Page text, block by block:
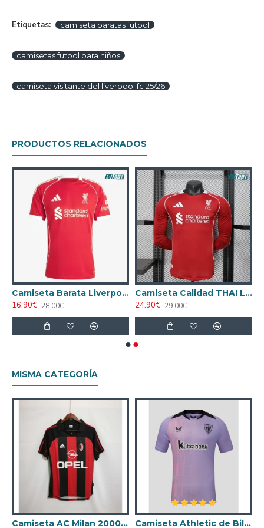
Etiquetas: camiseta baratas futbol
camisetas futbol para niños
camiseta visitante del liverpool fc 25/26
PRODUCTOS RELACIONADOS
Camiseta Barata Liverpool Primera Equipación 2025/26
16.90€ 28.00€
Camiseta Calidad THAI Liverpool Primera Equipación 2025/26 Versión Jugador ML
24.90€ 29.00€
MISMA CATEGORÍA
Camiseta AC Milan 2000/2001 Local Retro
Camiseta Athletic de Bilbao 2024/2025 Alternativo